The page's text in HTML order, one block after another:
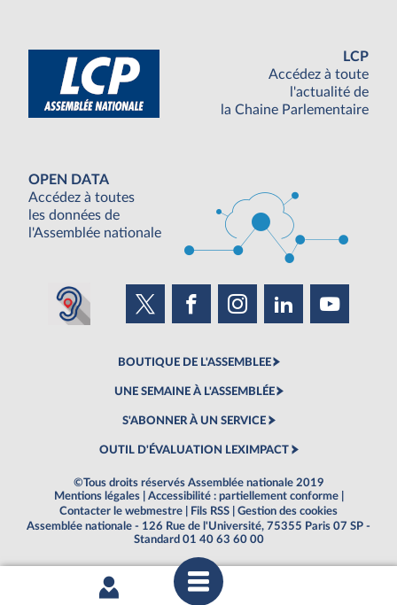
LCP
Accédez à toute
l'actualité de
la Chaine Parlementaire
OPEN DATA
Accédez à toutes
les données de
l'Assemblée nationale
BOUTIQUE DE L'ASSEMBLEE
UNE SEMAINE À L'ASSEMBLÉE
S'ABONNER À UN SERVICE
OUTIL D'ÉVALUATION LEXIMPACT
©Tous droits réservés Assemblée nationale 2019
Mentions légales
Accessibilité : partiellement conforme
Contacter le webmestre
Fils RSS
Gestion des cookies
Assemblée nationale - 126 Rue de l'Université, 75355 Paris 07 SP -
Standard 01 40 63 60 00